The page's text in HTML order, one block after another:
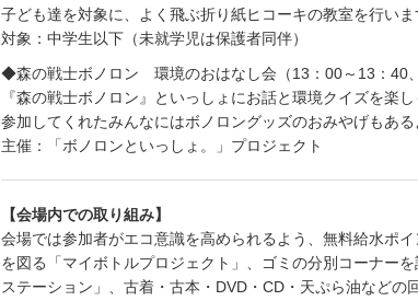
子ども達を対象に、よく飛ぶ折り紙ヒコーキの教室を行いま
対象：中学生以下（未就学児は保護者同伴）
◆森の戦士ボノロン 環境のおはなし会（13：00～13：40
『森の戦士ボノロン』といっしょにお話と環境クイズを楽し
参加してくれたみんなにはボノロングッズのおみやげもある
主催：「ボノロンといっしょ。」プロジェクト
【会場内での取り組み】
会場では参加者がエコ意識を高められるよう、無料給水ポ
を図る「マイボトルプロジェクト」、ゴミの分別コーナー
ステーション」、古着・古本・DVD・CD・天ぷら油などの